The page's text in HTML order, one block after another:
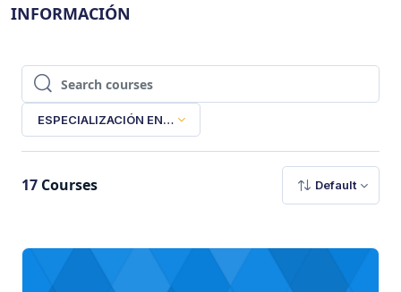
INFORMACIÓN
Search courses
Search courses
ESPECIALIZACIÓN EN AUDITORÍA INTERNACIONAL Y
17 Courses Default